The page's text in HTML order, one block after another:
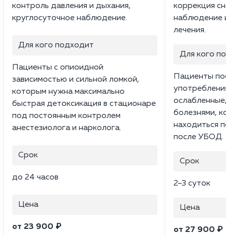
контроль давления и дыхания,
круглосуточное наблюдение.
Для кого подходит
Пациенты с опиоидной
зависимостью и сильной ломкой,
которым нужна максимально
быстрая детоксикация в стационаре
под постоянным контролем
анестезиолога и нарколога.
Срок
до 24 часов
Цена
от 23 900 ₽
коррекция
наблюдение
лечения.
Для кого
Пациенты
болезнями,
находиться
после УБОД.
Срок
2–3 суток
Цена
от 27 900 ₽